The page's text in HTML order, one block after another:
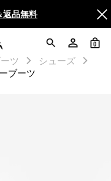
返品無料
了のお知らせ
タート！
0
ツ
シューズ
ブーツ